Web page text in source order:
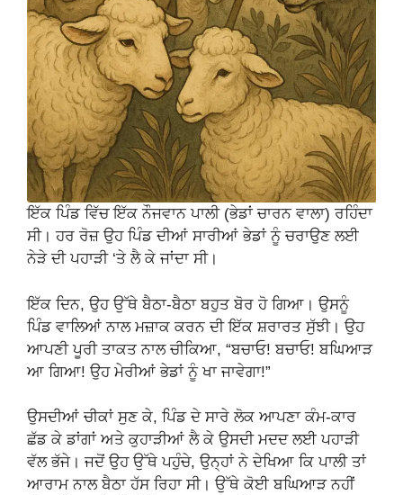
ਇੱਕ ਪਿੰਡ ਵਿੱਚ ਇੱਕ ਨੌਜਵਾਨ ਪਾਲੀ (ਭੇਡਾਂ ਚਾਰਨ ਵਾਲਾ) ਰਹਿੰਦਾ
ਸੀ। ਹਰ ਰੋਜ਼ ਉਹ ਪਿੰਡ ਦੀਆਂ ਸਾਰੀਆਂ ਭੇਡਾਂ ਨੂੰ ਚਰਾਉਣ ਲਈ
ਨੇੜੇ ਦੀ ਪਹਾੜੀ ‘ਤੇ ਲੈ ਕੇ ਜਾਂਦਾ ਸੀ।
ਇੱਕ ਦਿਨ, ਉਹ ਉੱਥੇ ਬੈਠਾ-ਬੈਠਾ ਬਹੁਤ ਬੋਰ ਹੋ ਗਿਆ। ਉਸਨੂੰ
ਪਿੰਡ ਵਾਲਿਆਂ ਨਾਲ ਮਜ਼ਾਕ ਕਰਨ ਦੀ ਇੱਕ ਸ਼ਰਾਰਤ ਸੁੱਝੀ। ਉਹ
ਆਪਣੀ ਪੂਰੀ ਤਾਕਤ ਨਾਲ ਚੀਕਿਆ, “ਬਚਾਓ! ਬਚਾਓ! ਬਘਿਆੜ
ਆ ਗਿਆ! ਉਹ ਮੇਰੀਆਂ ਭੇਡਾਂ ਨੂੰ ਖਾ ਜਾਵੇਗਾ!”
ਉਸਦੀਆਂ ਚੀਕਾਂ ਸੁਣ ਕੇ, ਪਿੰਡ ਦੇ ਸਾਰੇ ਲੋਕ ਆਪਣਾ ਕੰਮ-ਕਾਰ
ਛੱਡ ਕੇ ਡਾਂਗਾਂ ਅਤੇ ਕੁਹਾੜੀਆਂ ਲੈ ਕੇ ਉਸਦੀ ਮਦਦ ਲਈ ਪਹਾੜੀ
ਵੱਲ ਭੱਜੇ। ਜਦੋਂ ਉਹ ਉੱਥੇ ਪਹੁੰਚੇ, ਉਨ੍ਹਾਂ ਨੇ ਦੇਖਿਆ ਕਿ ਪਾਲੀ ਤਾਂ
ਆਰਾਮ ਨਾਲ ਬੈਠਾ ਹੱਸ ਰਿਹਾ ਸੀ। ਉੱਥੇ ਕੋਈ ਬਘਿਆੜ ਨਹੀਂ